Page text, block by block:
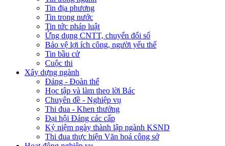
Tin địa phương
Tin trong nước
Tin tức pháp luật
Ứng dụng CNTT, chuyển đổi số
Bảo vệ lợi ích công, người yếu thế
Tin bầu cử
Cuộc thi
Xây dựng ngành
Đảng - Đoàn thể
Học tập và làm theo lời Bác
Chuyên đề - Nghiệp vụ
Thi đua - Khen thưởng
Đại hội Đảng các cấp
Kỷ niệm ngày thành lập ngành KSND
Thi đua thực hiện Văn hoá công sở